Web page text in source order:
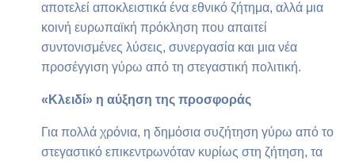
αποτελεί αποκλειστικά ένα εθνικό ζήτημα, αλλά μια
κοινή ευρωπαϊκή πρόκληση που απαιτεί
συντονισμένες λύσεις, συνεργασία και μια νέα
προσέγγιση γύρω από τη στεγαστική πολιτική.
«Κλειδί» η αύξηση της προσφοράς
Για πολλά χρόνια, η δημόσια συζήτηση γύρω από το
στεγαστικό επικεντρωνόταν κυρίως στη ζήτηση, τα